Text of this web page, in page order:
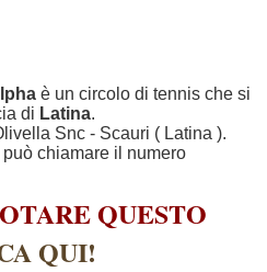
è un circolo di tennis che si
di Latina.
Snc - Scauri ( Latina ).
chiamare il numero
QUESTO
QUI!